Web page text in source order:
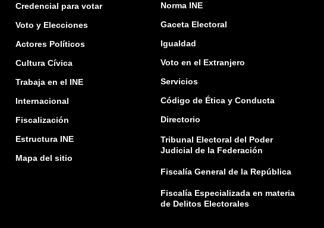
Credencial para votar
Voto y Elecciones
Actores Políticos
Cultura Cívica
Trabaja en el INE
Internacional
Fiscalización
Estructura INE
Mapa del sitio
Norma INE
Gaceta Electoral
Igualdad
Voto en el Extranjero
Servicios
Código de Ética y Conducta
Directorio
Tribunal Electoral del Poder
Judicial de la Federación
Fiscalía General de la República
Fiscalía Especializada en materia
de Delitos Electorales